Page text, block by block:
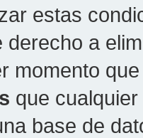
estas
derecho a
momento
que
base de